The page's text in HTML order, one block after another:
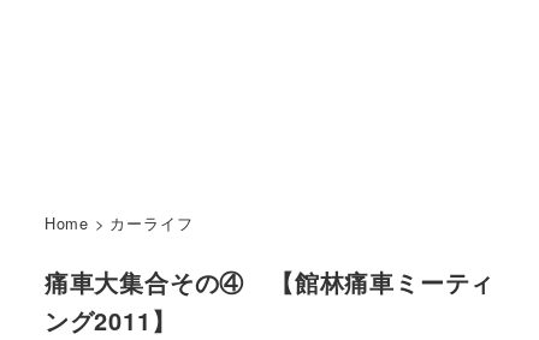
Home > カーライフ
痛車大集合その④ 【館林痛車ミーティ
ング2011】